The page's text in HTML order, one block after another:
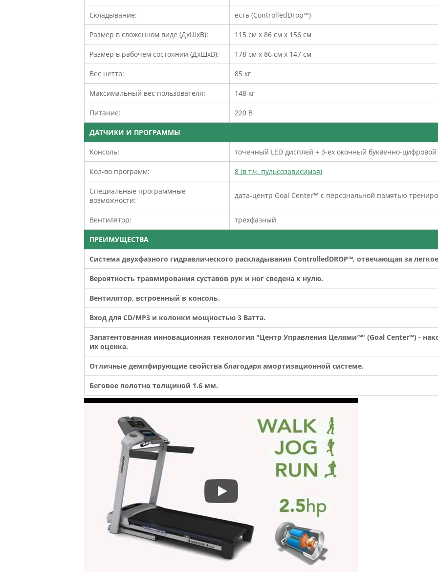
Складывание: есть (ControlledDrop™)
Размер в сложенном виде (ДхШхВ): 115 см х 86 см х 156 см
Размер в рабочем состоянии (ДхШхВ): 178 см х 86 см х 147 см
Вес нетто: 85 кг
Максимальный вес пользователя: 148 кг
Питание: 220 В
ДАТЧИКИ И ПРОГРАММЫ
Консоль: точечный LED дисплей + 3-ех оконный буквенно-цифровой
Кол-во программ: 8 (в т.ч. пульсозависимая)
Специальные программные
возможности:
дата-центр Goal Center™ c персональной памятью
Вентилятор: трехфазный
ПРЕИМУЩЕСТВА
Система двухфазного гидравлического раскладывания ControlledDROP™, отвечающая за
Вероятность травмирования суставов рук и ног сведена к нулю.
Вентилятор, встроенный в консоль.
Вход для CD/MP3 и колонки мощностью 3 Ватта.
Запатентованная инновационная технология "Центр Управления Целями™" (Goal Center™) -
их оценка.
Отличные демпфирующие свойства благодаря амортизационной системе.
Беговое полотно толщиной 1.6 мм.